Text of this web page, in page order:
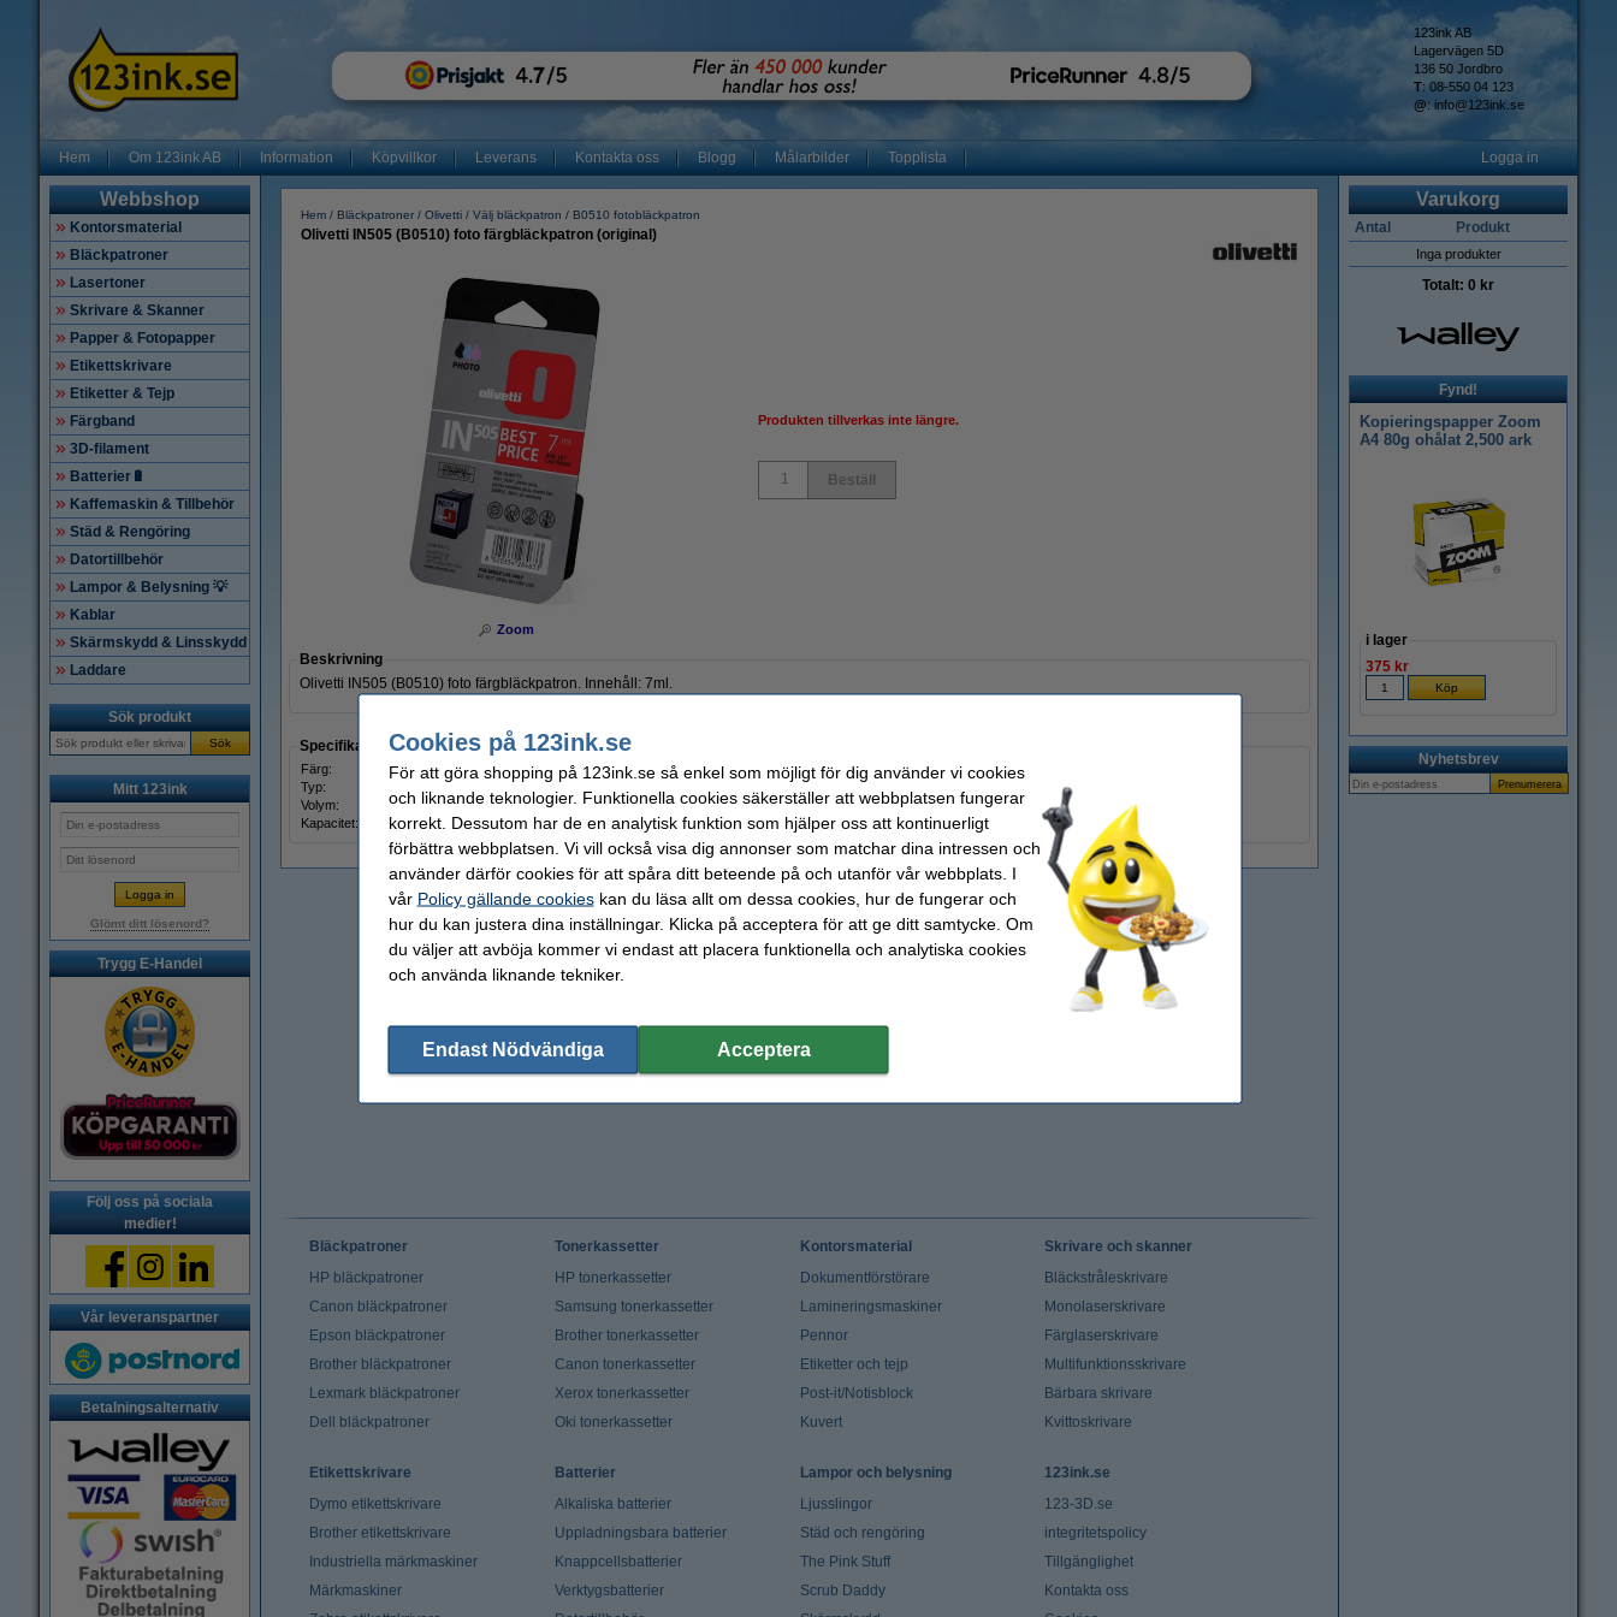
123ink AB
Lagervägen 5D
136 50 Jordbro
T: 08-550 04 123
@: info@123ink.se
Hem Om 123ink AB Information Köpvillkor Leverans Kontakta oss Blogg Målarbilder Topplista Logga in
Webbshop
Kontorsmaterial
Bläckpatroner
Lasertoner
Skrivare & Skanner
Papper & Fotopapper
Etikettskrivare
Etiketter & Tejp
Färgband
3D-filament
Batterier🔋
Kaffemaskin & Tillbehör
Städ & Rengöring
Datortillbehör
Lampor & Belysning 💡
Kablar
Skärmskydd & Linsskydd
Laddare
Sök produkt
Sök
Mitt 123ink
Glömt ditt lösenord?
Trygg E-Handel
Följ oss på sociala
medier!
Vår leveranspartner
Betalningsalternativ
Hem Bläckpatroner Olivetti Välj bläckpatron B0510 fotobläckpatron
Olivetti IN505 (B0510) foto färgbläckpatron (original)
Zoom
Produkten tillverkas inte längre.
Beställ
Beskrivning
Olivetti IN505 (B0510) foto färgbläckpatron. Innehåll: 7ml.
Specifikationer
Färg: tre fotofärger Varumärke:
Typ:
bläckpatron
Volym:
7 ml Vårt artikelnr:
042150
Kapacitet:
- Nummer: B0510
Varukorg
Antal Produkt
Inga produkter
Totalt: 0 kr
Fynd!
Kopieringspapper Zoom
A4 80g ohålat 2,500 ark
i lager
375 kr
Nyhetsbrev
Bläckpatroner
HP bläckpatroner
Canon bläckpatroner
Epson bläckpatroner
Brother bläckpatroner
Lexmark bläckpatroner
Dell bläckpatroner
Tonerkassetter
HP tonerkassetter
Samsung tonerkassetter
Brother tonerkassetter
Canon tonerkassetter
Xerox tonerkassetter
Oki tonerkassetter
Kontorsmaterial
Dokumentförstörare
Lamineringsmaskiner
Pennor
Etiketter och tejp
Post-it/Notisblock
Kuvert
Skrivare och skanner
Bläckstråleskrivare
Monolaserskrivare
Färglaserskrivare
Multifunktionsskrivare
Bärbara skrivare
Kvittoskrivare
Etikettskrivare
Dymo etikettskrivare
Brother etikettskrivare
Industriella märkmaskiner
Märkmaskiner
Batterier
Alkaliska batterier
Uppladningsbara batterier
Knappcellsbatterier
Verktygsbatterier
Lampor och belysning
Ljusslingor
Städ och rengöring
The Pink Stuff
Scrub Daddy
123ink.se
123-3D.se
integritetspolicy
Tillgänglighet
Kontakta oss
Cookies på 123ink.se
För att göra shopping på 123ink.se så enkel som möjligt för dig använder vi cookies
och liknande teknologier. Funktionella cookies säkerställer att webbplatsen fungerar
korrekt. Dessutom har de en analytisk funktion som hjälper oss att kontinuerligt
förbättra webbplatsen. Vi vill också visa dig annonser som matchar dina intressen och
använder därför cookies för att spåra ditt beteende på och utanför vår webbplats. I
vår Policy gällande cookieskan du läsa allt om dessa cookies, hur de fungerar och
hur du kan justera dina inställningar. Klicka på acceptera för att ge ditt samtycke. Om
du väljer att avböja kommer vi endast att placera funktionella och analytiska cookies
och använda liknande tekniker.
Endast Nödvändiga Acceptera